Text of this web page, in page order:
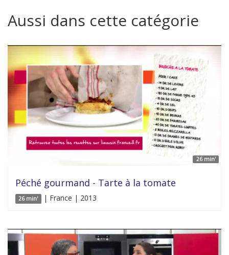
Aussi dans cette catégorie
26 min'
Péché gourmand - Tarte à la tomate
26 min' | France | 2013